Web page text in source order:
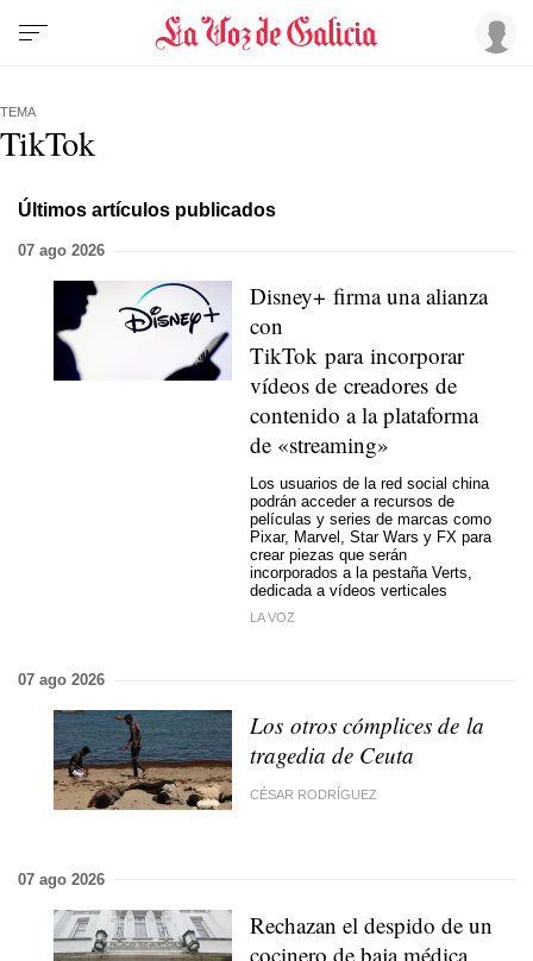
TEMA
TikTok
Últimos artículos publicados
07 ago 2026
Disney+ firma una alianza
con
TikTok para incorporar
vídeos de creadores de
contenido a la plataforma
de «streaming»
Los usuarios de la red social china
podrán acceder a recursos de
películas y series de marcas como
Pixar, Marvel, Star Wars y FX para
crear piezas que serán
incorporados a la pestaña Verts,
dedicada a vídeos verticales
LA VOZ
07 ago 2026
Los otros cómplices de la
tragedia de Ceuta
CÉSAR RODRÍGUEZ
07 ago 2026
Rechazan el despido de un
cocinero de baja médica